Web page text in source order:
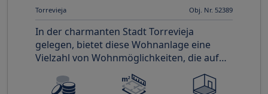
Torrevieja Obj. Nr. 52389
In der charmanten Stadt Torrevieja
gelegen, bietet diese Wohnanlage eine
Vielzahl von Wohnmöglichkeiten, die auf
unterschiedliche Bedürfnisse und Leb